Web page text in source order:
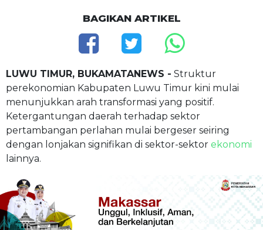
BAGIKAN ARTIKEL
LUWU TIMUR, BUKAMATANEWS - Struktur
perekonomian Kabupaten Luwu Timur kini mulai
menunjukkan arah transformasi yang positif.
Ketergantungan daerah terhadap sektor
pertambangan perlahan mulai bergeser seiring
dengan lonjakan signifikan di sektor-sektor ekonomi
lainnya.